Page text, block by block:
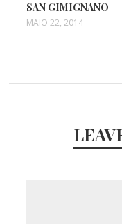
SAN GIMIGNANO
MAIO 22, 2014